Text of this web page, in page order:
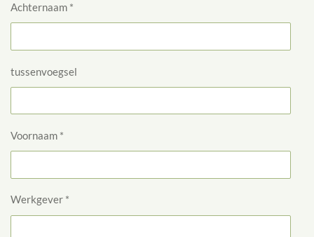
Achternaam *
tussenvoegsel
Voornaam *
Werkgever *